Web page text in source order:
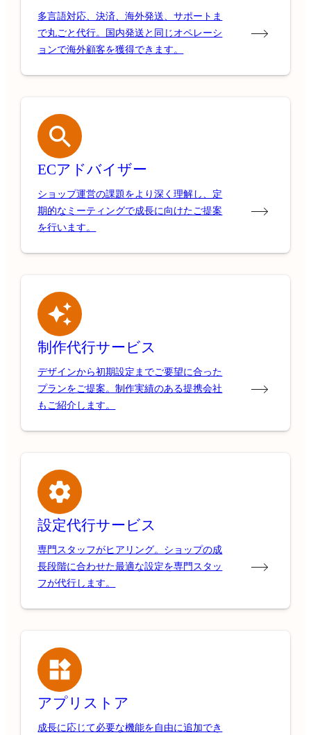
多言語対応、決済、海外発送、サポートま
で丸ごと代行。国内発送と同じオペレーシ
ョンで海外顧客を獲得できます。
ECアドバイザー
ショップ運営の課題をより深く理解し、定
期的なミーティングで成長に向けたご提案
を行います。
制作代行サービス
デザインから初期設定までご要望に合った
プランをご提案。制作実績のある提携会社
もご紹介します。
設定代行サービス
専門スタッフがヒアリング。ショップの成
長段階に合わせた最適な設定を専門スタッ
フが代行します。
アプリストア
成長に応じて必要な機能を自由に追加でき